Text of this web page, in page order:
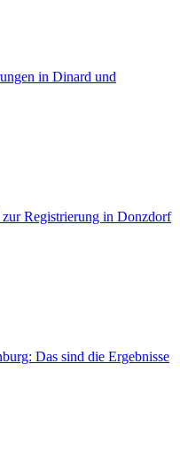
in Dinard und
Registrierung in Donzdorf
Das sind die Ergebnisse